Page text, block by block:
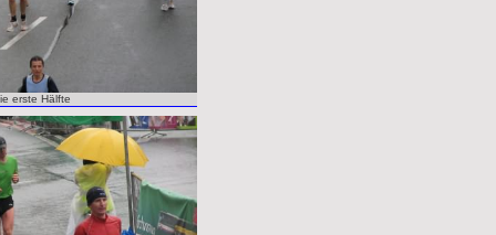
erste Hälfte